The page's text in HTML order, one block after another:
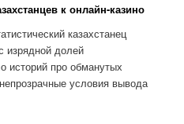
к онлайн-казино
казахстанец
изрядной долей
историй про обманутых
условия вывода